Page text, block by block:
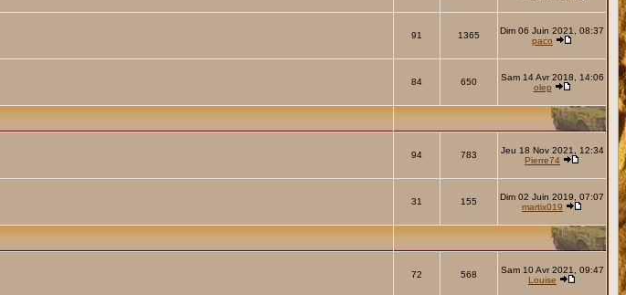
91 1365
Dim 06 Juin 2021, 08:37
paco
84 650
Sam 14 Avr 2018, 14:06
olep
94 783
Jeu 18 Nov 2021, 12:34
Pierre74
31 155
Dim 02 Juin 2019, 07:07
martix019
72 568
Sam 10 Avr 2021, 09:47
Louise